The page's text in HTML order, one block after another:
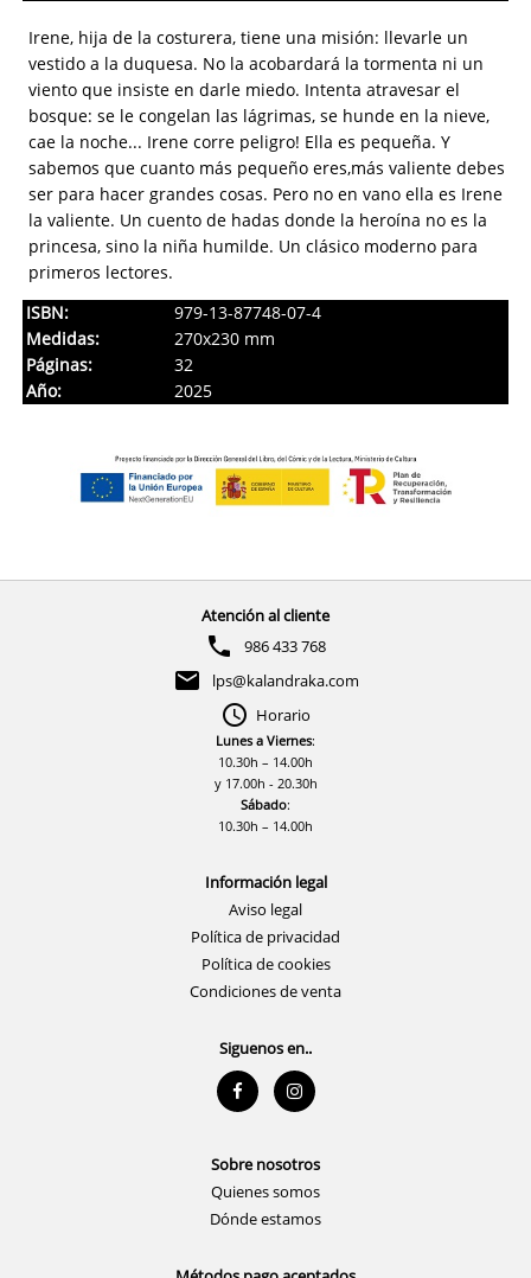
Irene, hija de la costurera, tiene una misión: llevarle un
vestido a la duquesa. No la acobardará la tormenta ni un
viento que insiste en darle miedo. Intenta atravesar el
bosque: se le congelan las lágrimas, se hunde en la nieve,
cae la noche... Irene corre peligro! Ella es pequeña. Y
sabemos que cuanto más pequeño eres,más valiente debes
ser para hacer grandes cosas. Pero no en vano ella es Irene
la valiente. Un cuento de hadas donde la heroína no es la
princesa, sino la niña humilde. Un clásico moderno para
primeros lectores.
ISBN:
979-13-87748-07-4
Medidas:
270x230 mm
Páginas:
32
Año:
2025
Atención al cliente
986 433 768
lps@kalandraka.com
Horario
Lunes a Viernes:
10.30h – 14.00h
y 17.00h - 20.30h
Sábado:
10.30h – 14.00h
Información legal
Aviso legal
Política de privacidad
Política de cookies
Condiciones de venta
Siguenos en..
Sobre nosotros
Quienes somos
Dónde estamos